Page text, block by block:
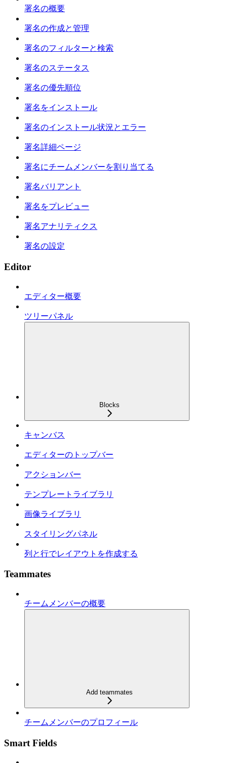
署名の概要
署名の作成と管理
署名のフィルターと検索
署名のステータス
署名の優先順位
署名をインストール
署名のインストール状況とエラー
署名詳細ページ
署名にチームメンバーを割り当てる
署名バリアント
署名をプレビュー
署名アナリティクス
署名の設定
Editor
エディター概要
ツリーパネル
Blocks
キャンバス
エディターのトップバー
アクションバー
テンプレートライブラリ
画像ライブラリ
スタイリングパネル
列と行でレイアウトを作成する
Teammates
チームメンバーの概要
Add teammates
チームメンバーのプロフィール
Smart Fields